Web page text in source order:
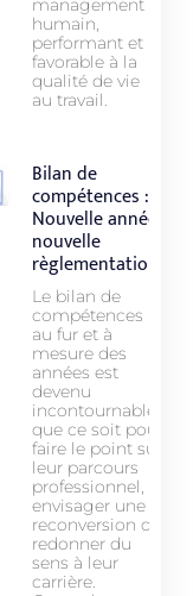
management
humain,
performant et
favorable à la
qualité de vie
au travail.
Bilan de
compétences :
Nouvelle année,
nouvelle
règlementation
Le bilan de
compétences
au fur et à
mesure des
années est
devenu
incontournable
que ce soit pour
faire le point sur
leur parcours
professionnel,
envisager une
reconversion ou
redonner du
sens à leur
carrière.